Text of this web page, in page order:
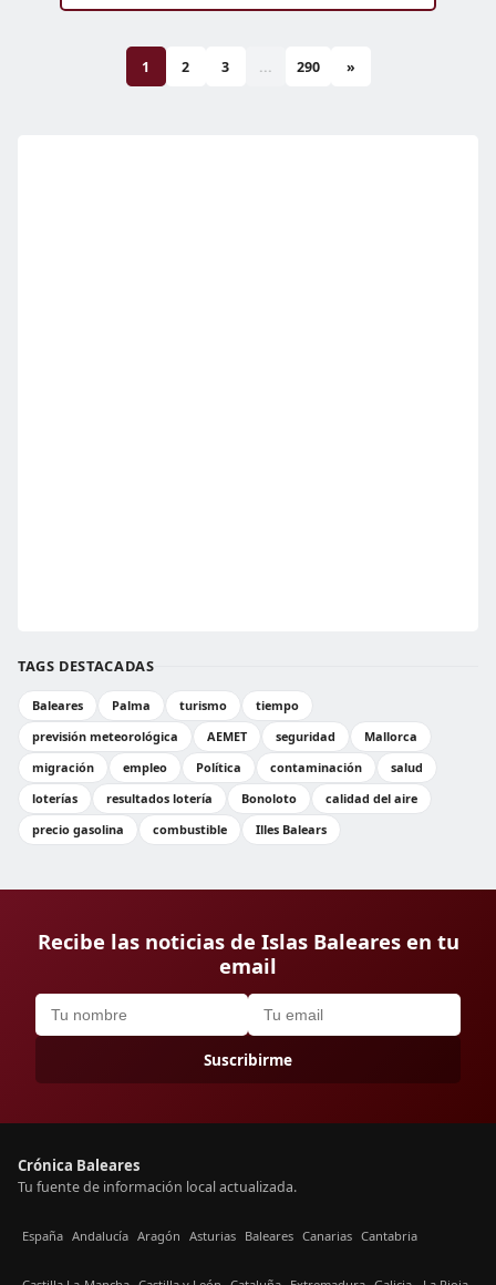
1 2 3 ... 290 »
TAGS DESTACADAS
Baleares Palma turismo
tiempo
previsión meteorológica
AEMET seguridad
Mallorca
migración
empleo Política contaminación
salud
loterías
resultados lotería Bonoloto
calidad del aire
precio gasolina
combustible Illes Balears
Recibe las noticias de Islas Baleares en tu
email
Suscribirme
Crónica Baleares
Tu fuente de información local actualizada.
España Andalucía Aragón Asturias Baleares Canarias Cantabria